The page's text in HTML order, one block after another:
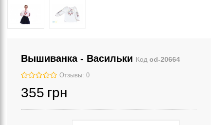
Вышиванка - Васильки Код od-20664
Отзывы: 0
355 грн